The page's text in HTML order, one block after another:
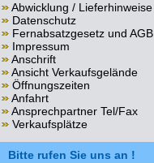
Abwicklung / Lieferhinweise
Datenschutz
Fernabsatzgesetz und AGB
Impressum
Anschrift
Ansicht Verkaufsgelände
Öffnungszeiten
Anfahrt
Ansprechpartner Tel/Fax
Verkaufsplätze
Bitte rufen Sie uns an !